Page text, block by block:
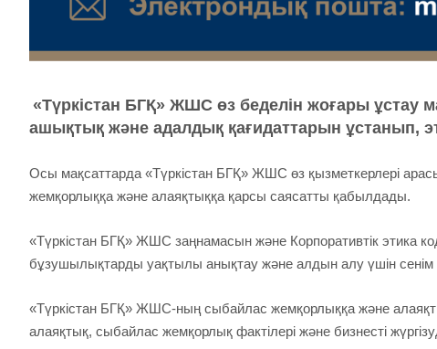
«Түркістан БГҚ» ЖШС өз беделін жоғары ұстау
ашықтық және адалдық қағидаттарын ұстанып,
Осы мақсаттарда «Түркістан БГҚ» ЖШС өз қызметкерлері
жемқорлыққа және алаяқтыққа қарсы саясатты қабылдады.
«Түркістан БГҚ» ЖШС заңнамасын және Корпоративтік этика
бұзушылықтарды уақтылы анықтау және алдын алу үшін сенім
«Түркістан БГҚ» ЖШС-ның сыбайлас жемқорлыққа және
алаяқтық, сыбайлас жемқорлық фактілері және бизнесті